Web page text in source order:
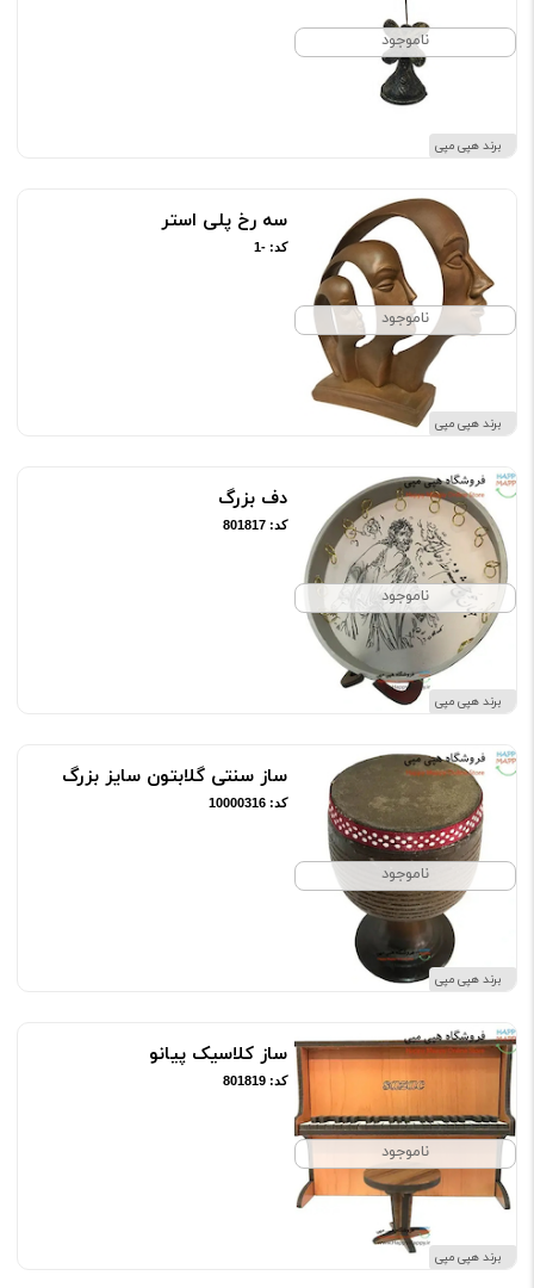
ناموجود
برند هپی مپی
ناموجود
برند هپی مپی
سه رخ پلی استر
کد: -1
ناموجود
برند هپی مپی
دف بزرگ
کد: 801817
ناموجود
برند هپی مپی
ساز سنتی گلابتون سایز بزرگ
کد: 10000316
ناموجود
برند هپی مپی
ساز کلاسیک پیانو
کد: 801819